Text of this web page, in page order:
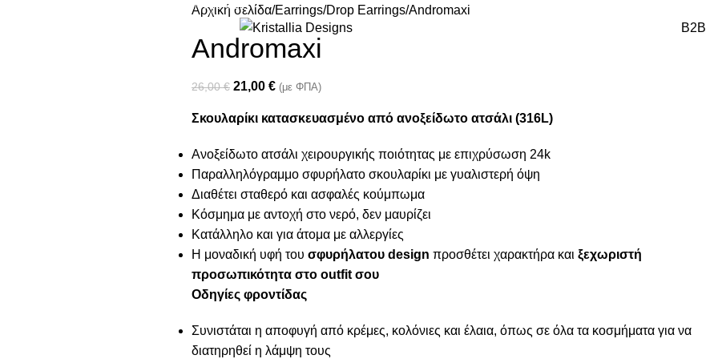
Join our newsletter and enjoy 10% Off
B2B
Αρχική σελίδα Earrings Drop Earrings Andromaxi
Andromaxi
26,00€ 21,00 € (με ΦΠΑ)
Σκουλαρίκι κατασκευασμένο από ανοξείδωτο ατσάλι (316L)
Ανοξείδωτο ατσάλι χειρουργικής ποιότητας με επιχρύσωση 24k
Παραλληλόγραμμο σφυρήλατο σκουλαρίκι με γυαλιστερή όψη
Διαθέτει σταθερό και ασφαλές κούμπωμα
Κόσμημα με αντοχή στο νερό, δεν μαυρίζει
Κατάλληλο και για άτομα με αλλεργίες
Η μοναδική υφή του σφυρήλατου design προσθέτει χαρακτήρα και ξεχωριστή
προσωπικότητα στο outfit σου
Οδηγίες φροντίδας
Συνιστάται η αποφυγή από κρέμες, κολόνιες και έλαια, όπως σε όλα τα κοσμήματα για να
διατηρηθεί η λάμψη τους